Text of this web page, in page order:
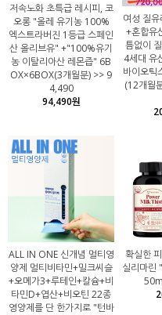
저속노화 초특급 레시피, 코
오롱 "올레 유기농 100%
엑스트라버진 1등급 스페인
산 올리브유" +"100%유기
농 이탈리아산 레몬즙" 6B
OX×6BOX(3개월분) >> 9
4,490
94,490원
여성 질
+혼합유
틈없이
4세대 유
바이오
(12개월
ALL IN ONE 신개념 멀티영
양제 멀티비타민+밀크씨슬
+오메가3+루테인+칼슘+비
타민D+엽산+비오틴 22종
영양제를 단 한가지로 "턴바
확실한
실리마린